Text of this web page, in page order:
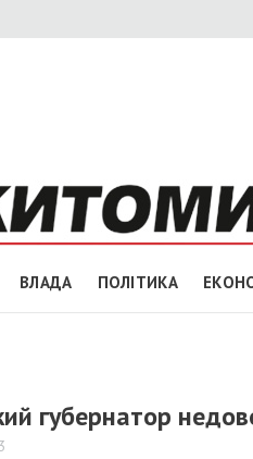
ВЛАДА ПОЛІТИКА
губернатор